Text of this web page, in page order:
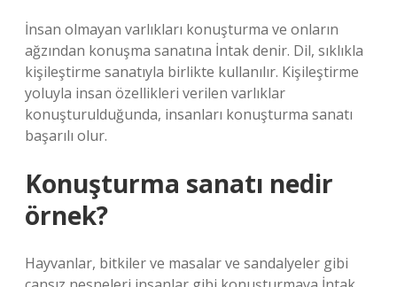
İnsan olmayan varlıkları konuşturma ve onların
ağzından konuşma sanatına İntak denir. Dil, sıklıkla
kişileştirme sanatıyla birlikte kullanılır. Kişileştirme
yoluyla insan özellikleri verilen varlıklar
konuşturulduğunda, insanları konuşturma sanatı
başarılı olur.
Konuşturma sanatı nedir
örnek?
Hayvanlar, bitkiler ve masalar ve sandalyeler gibi